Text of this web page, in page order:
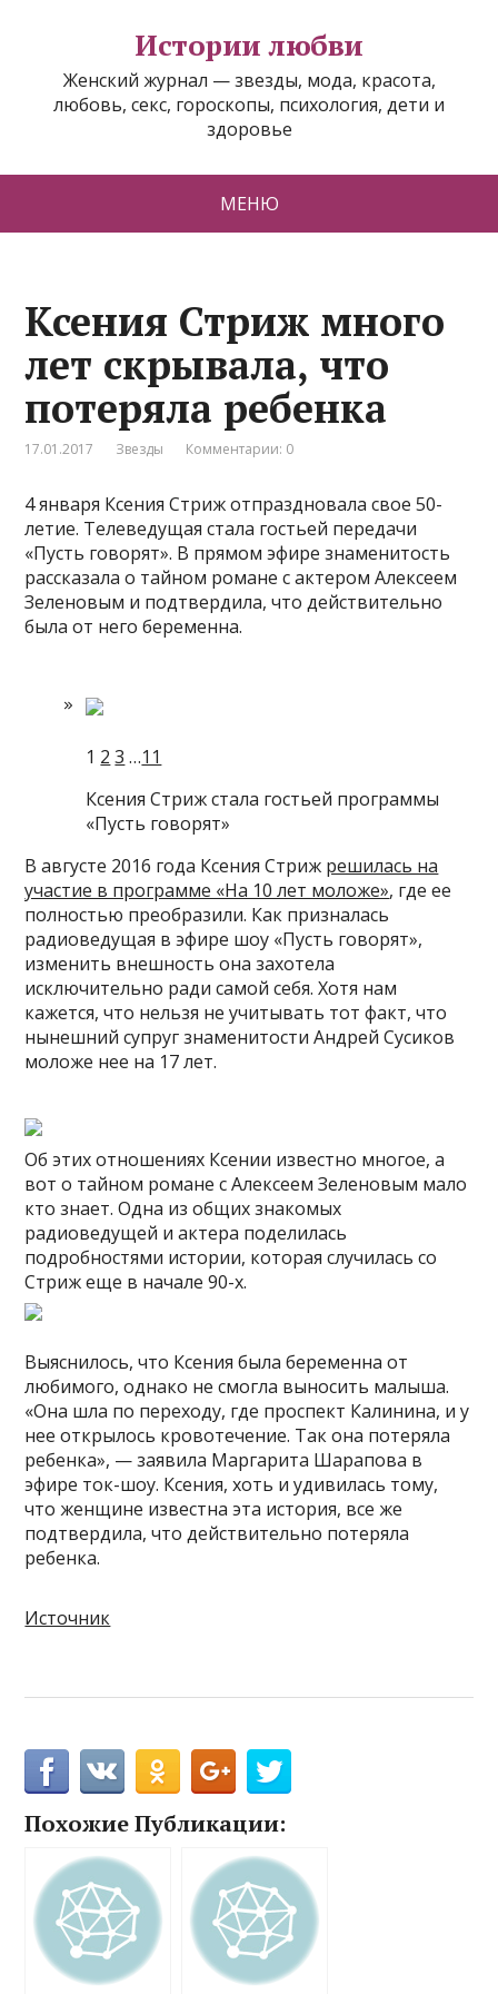
Истории любви
Женский журнал — звезды, мода, красота,
любовь, секс, гороскопы, психология, дети и
здоровье
МЕНЮ
Ксения Стриж много
лет скрывала, что
потеряла ребенка
17.01.2017 Звезды Комментарии: 0
4 января Ксения Стриж отпраздновала свое 50-
летие. Телеведущая стала гостьей передачи
«Пусть говорят». В прямом эфире знаменитость
рассказала о тайном романе с актером Алексеем
Зеленовым и подтвердила, что действительно
была от него беременна.
1 2 3 …11
Ксения Стриж стала гостьей программы
«Пусть говорят»
В августе 2016 года Ксения Стриж решилась на
участие в программе «На 10 лет моложе», где ее
полностью преобразили. Как призналась
радиоведущая в эфире шоу «Пусть говорят»,
изменить внешность она захотела
исключительно ради самой себя. Хотя нам
кажется, что нельзя не учитывать тот факт, что
нынешний супруг знаменитости Андрей Сусиков
моложе нее на 17 лет.
Об этих отношениях Ксении известно многое, а
вот о тайном романе с Алексеем Зеленовым мало
кто знает. Одна из общих знакомых
радиоведущей и актера поделилась
подробностями истории, которая случилась со
Стриж еще в начале 90-х.
Выяснилось, что Ксения была беременна от
любимого, однако не смогла выносить малыша.
«Она шла по переходу, где проспект Калинина, и у
нее открылось кровотечение. Так она потеряла
ребенка», — заявила Маргарита Шарапова в
эфире ток-шоу. Ксения, хоть и удивилась тому,
что женщине известна эта история, все же
подтвердила, что действительно потеряла
ребенка.
Источник
Похожие Публикации: